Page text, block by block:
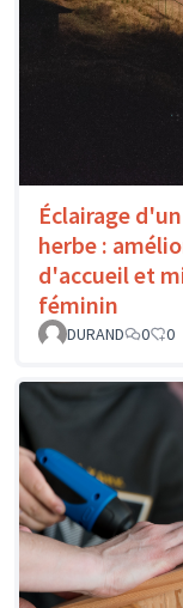
Éclairage
herbe :
d'accueil et
féminin
DURAND 0 0